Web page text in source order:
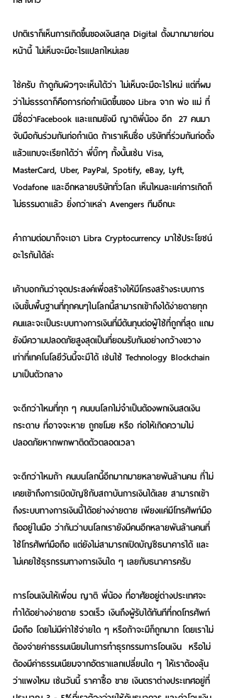
ปกติเราก็เห็นการเกิดขึ้นของเงินสกุล Digital ตั้งมากมายก่อน
หน้านี้ ไม่เห็นจะมีอะไรแปลกใหม่เลย
ใช่ครับ ถ้าดูกันผิวๆจะเห็นได้ว่า ไม่เห็นจะมีอะไรใหม่ แต่ที่ผม
ว่าไม่ธรรดาก็คือการก่อกำเนิดขึ้นของ Libra จาก พ่อ แม่ ที่
มีชื่อว่าFacebook และแถมยังมี ญาติพี่น้อง อีก  27 คนมา
จับมือกันร่วมกันก่อกำเนิด ถ้าเราเห็นชื่อ บริษัทที่ร่วมกันก่อตั้ง
แล้วแทบจะเรียกได้ว่า พี่บิ๊กๆ ทั้งนั้นเช่น Visa,
MasterCard, Uber, PayPal, Spotify, eBay, Lyft,
Vodafone และอีกหลายบริษัททั่วโลก เห็นไหมละแค่การเกิดก็
ไม่ธรรมดาแล้ว ยิ่งกว่าเหล่า Avengers ทีมอีกนะ
คำถามต่อมาก็จะเอา Libra Cryptocurrency มาใช้ประโยชน์
อะไรกันได้ล่ะ
เค้าบอกกันว่าจุดประสงค์เพื่อสร้างให้มีโครงสร้างระบบการ
เงินขั้นพื้นฐานที่ทุกคนๆในโลกนี้สามารถเข้าถึงได้ง่ายดายทุก
คนและจะเป็นระบบทางการเงินที่มีต้นทุนต่อผู้ใช้ที่ถูกที่สุด แถม
ยังมีความปลอดภัยสูงสุดเป็นที่ยอมรับกันอย่างกว้างขวาง
เท่าที่เทคโนโลยีวันนี้จะมีได้ เช่นใช้ Technology Blockchain
มาเป็นตัวกลาง
จะดีกว่าไหมที่ทุก ๆ คนบนโลกไม่จำเป็นต้องพกเงินสดเงิน
กระดาษ ที่อาจจะหาย ถูกขโมย หรือ ก่อให้เกิดความไม่
ปลอดภัยหากพกพาติดตัวตลอดเวลา
จะดีกว่าไหมถ้า คนบนโลกนี้อีกมากมายหลายพันล้านคน ที่ไม่
เคยเข้าถึงการเบิดบัญชีกับสถาบันการเงินได้เลย สามารถเข้า
ถึงระบบทางการเงินนี้ได้อย่างง่ายดาย เพียงแค่มีโทรศัพท์มือ
ถืออยู่ในมือ ว่ากันว่าบนโลกเรายังมีคนอีกหลายพันล้านคนที่
ใช้โทรศัพท์มือถือ แต่ยังไม่สามารถเปิดบัญชีธนาคารได้ และ
ไม่เคยใช้ธุรกรรมทางการเงินใด ๆ เลยกับธนาคารครับ
การโอนเงินให้เพื่อน ญาติ พี่น้อง ที่อาศัยอยู่ต่างประเทศจะ
ทำได้อย่างง่ายดาย รวดเร็ว เงินถึงผู้รับได้ทันทีที่กดโทรศัพท์
มือถือ โดยไม่มีค่าใช้จ่ายใด ๆ หรือถ้าจะมีก็ถูกมาก โดยเราไม่
ต้องจ่ายค่าธรรมเนียมในการทำธุรกรรมการโอนเงิน  หรือไม่
ต้องมีค่าธรรมเนียมจากอัตราแลกเปลี่ยนใด ๆ ให้เราต้องลุ้น
ว่าแพงไหม เช่นวันนี้ ราคาซื้อ ขาย เงินตราต่างประเทศอยู่ที่